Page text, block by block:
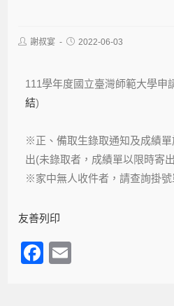
謝叔宴 2022-06-03
111學年度國立臺灣師範大學申
結)
※正、備取生錄取通知及成績
出(未錄取者，成績單以限時寄
※家中無人收件者，請查詢掛號
友善列印
F